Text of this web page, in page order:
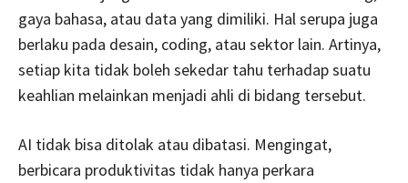
gaya bahasa, atau data yang dimiliki. Hal serupa juga
berlaku pada desain, coding, atau sektor lain. Artinya,
setiap kita tidak boleh sekedar tahu terhadap suatu
keahlian melainkan menjadi ahli di bidang tersebut.
AI tidak bisa ditolak atau dibatasi. Mengingat,
berbicara produktivitas tidak hanya perkara